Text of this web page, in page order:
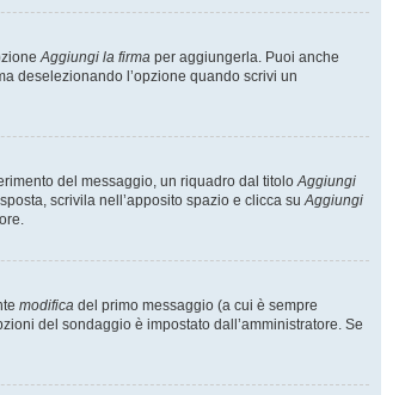
Aggiungi la firma per aggiungerla. Puoi anche
deselezionando l’opzione quando scrivi un
del messaggio, un riquadro dal titoloAggiungi
scrivila nell’apposito spazio e clicca suAggiungi
modifica del primo messaggio (a cui è sempre
del sondaggio è impostato dall’amministratore. Se